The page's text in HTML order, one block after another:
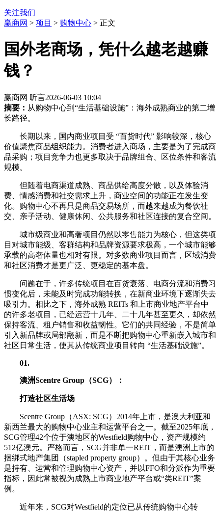
关注我们
赢商网 > 项目 > 购物中心 > 正文
国外老商场，凭什么越老越赚
钱？
赢商网 昕言2026-06-03 10:04
摘要： 从购物中心到“生活基础设施”：海外成熟商业的第二增
长路径。
长期以来，国内商业项目受 “百货时代” 影响较深，核心
价值聚焦商品组织能力。消费者进入商场，主要是为了完成商
品采购；项目竞争力也更多取决于品牌组合、区位条件和客流
规模。
但随着电商渠道成熟、商品供给高度分散，以及体验消
费、情感消费和社交需求上升，商业空间的功能正在发生变
化。购物中心不再只是商品交易场所，而越来越成为餐饮社
交、亲子活动、健康休闲、公共服务和社区连接的复合空间。
城市级商业和高奢项目仍然以零售能力为核心，但这类项
目对城市能级、客群结构和品牌资源要求极高，一个城市能够
承载的高奢体量也相对有限。对多数商业项目而言，区域消费
和社区消费才是更广泛、更稳定的基本盘。
问题在于，许多传统项目在百货衰落、电商分流和消费习
惯变化后，未能及时完成功能转换，在新商业环境下逐渐失去
吸引力。相比之下，海外成熟 REITs 和上市商业地产平台中
的许多老项目，已经运营十几年、二十几年甚至更久，却依然
保持客流、租户销售和收益韧性。它们的共同经验，不是简单
引入新品牌或局部翻新，而是不断把购物中心重新嵌入城市和
社区日常生活，使其从传统商业项目转向 “生活基础设施”。
01.
澳洲Scentre Group（SCG）：
打造社区生活场
Scentre Group（ASX: SCG）2014年上市，是澳大利亚和
新西兰最大的购物中心业主和运营平台之一。截至2025年底，
SCG管理42个位于澳地区的Westfield购物中心，资产规模约
512亿澳元。严格而言，SCG并非单一REIT，而是澳洲上市的
捆绑式地产集团（stapled property group）。但由于其核心业务
是持有、运营和管理购物中心资产，并以FFO和分派作为重要
指标，因此常被视为成熟上市商业地产平台或“类REIT”案
例。
近年来，SCG对Westfield的定位已从传统购物中心转